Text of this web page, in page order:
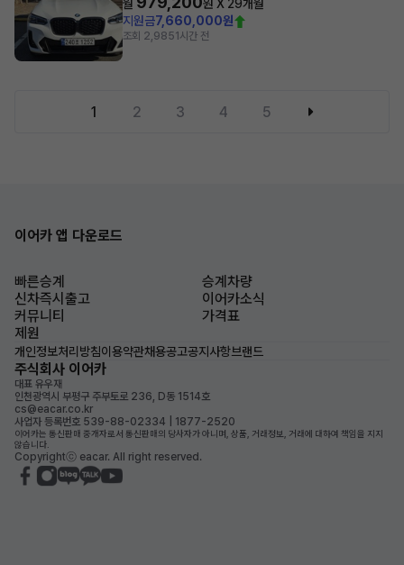
월 원 X 29개월
지원금7,660,000원
조회 2,9851시간 전
1 2 3 4 5
이어카 앱 다운로드
빠른승계
승계차량
신차즉시출고
이어카소식
커뮤니티
가격표
제원
개인정보처리방침이용약관채용공고공지사항브랜드
주식회사 이어카
대표 유우재
인천광역시 부평구 주부토로 236, D동 1514호
cs@eacar.co.kr
사업자 등록번호 539-88-02334 | 1877-2520
이어카는 통신판매 중개자로서 통신판매의 당사자가 아니며, 상품, 거래정보, 거래에 대하여 책임을 지지
않습니다.
Copyrightⓒ eacar. All right reserved.